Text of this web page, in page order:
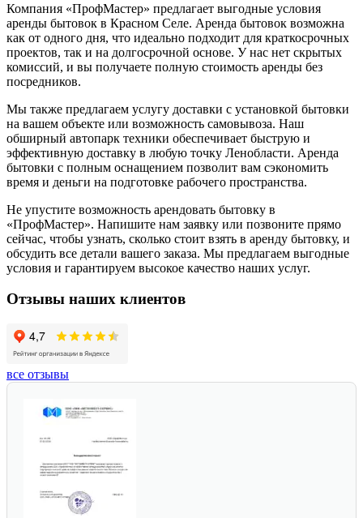
Компания «ПрофМастер» предлагает выгодные условия
аренды бытовок в Красном Селе. Аренда бытовок возможна
как от одного дня, что идеально подходит для краткосрочных
проектов, так и на долгосрочной основе. У нас нет скрытых
комиссий, и вы получаете полную стоимость аренды без
посредников.
Мы также предлагаем услугу доставки с установкой бытовки
на вашем объекте или возможность самовывоза. Наш
обширный автопарк техники обеспечивает быструю и
эффективную доставку в любую точку Ленобласти. Аренда
бытовки с полным оснащением позволит вам сэкономить
время и деньги на подготовке рабочего пространства.
Не упустите возможность арендовать бытовку в
«ПрофМастер». Напишите нам заявку или позвоните прямо
сейчас, чтобы узнать, сколько стоит взять в аренду бытовку, и
обсудить все детали вашего заказа. Мы предлагаем выгодные
условия и гарантируем высокое качество наших услуг.
Отзывы наших клиентов
все отзывы